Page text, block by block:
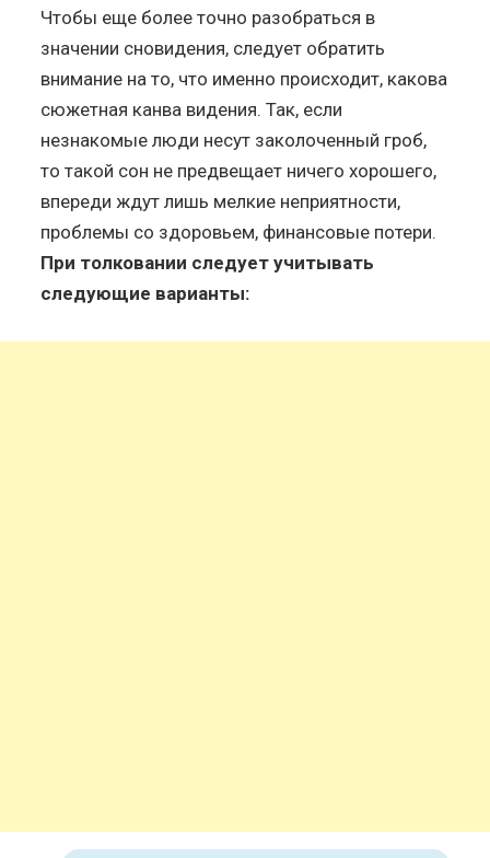
Чтобы еще более точно разобраться в
значении сновидения, следует обратить
внимание на то, что именно происходит, какова
сюжетная канва видения. Так, если
незнакомые люди несут заколоченный гроб,
то такой сон не предвещает ничего хорошего,
впереди ждут лишь мелкие неприятности,
проблемы со здоровьем, финансовые потери.
При толковании следует учитывать
следующие варианты: